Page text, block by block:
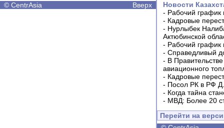
© CentrAsia Вверх
Новости
- Рабочий график
- Кадровые
- Нурлыбек
Актюбинской
- Рабочий график
- Справедливый
- В
авиационного
- Кадровые
- Посол РК в РФ
- Когда тайна
- МВД: Более 20
Перейти на